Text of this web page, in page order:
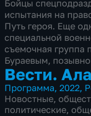
Бойцы
испытания на
Путь героя. Еще
специальной
съемочная группа
Бураевым,
Вести.
Программа,2022,
Новостные,
политические,